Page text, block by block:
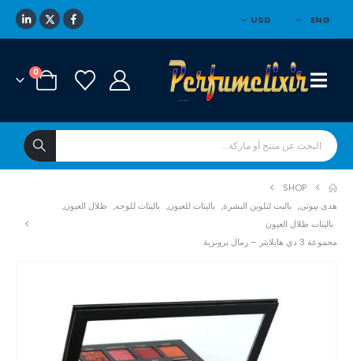
ENG
USD
0
SHOP
هدى بيوتى, باليت لتلوين البشرة, باليتات للعيون, باليتات للوجه, ظلال العيون,
باليتات ظلال العيون
مجموعة 3 دي هايلايتر – رمال برونزية